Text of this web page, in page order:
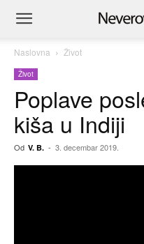
Naslovna Život
Život
Poplave
kiša u Indiji
Od V. B. - 3. decembar 2019.